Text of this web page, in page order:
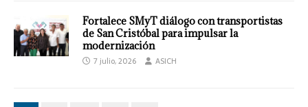
Fortalece SMyT diálogo con transportistas
de San Cristóbal para impulsar la
modernización
7 julio, 2026 ASICH